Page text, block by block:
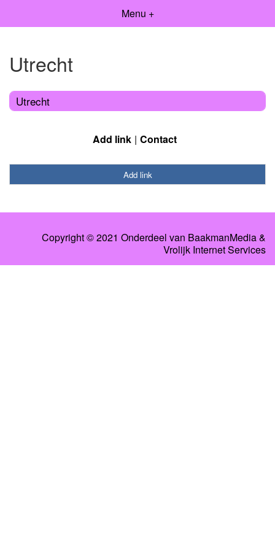
Menu +
Utrecht
Utrecht
Add link Contact
Add link
Copyright © 2021 Onderdeel van BaakmanMedia&
Vrolijk Internet Services